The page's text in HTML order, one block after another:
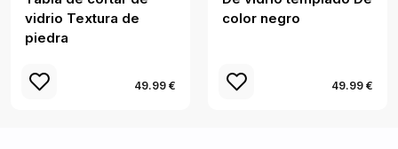
vidrio Textura de
piedra
49.99 €
color negro
49.99 €